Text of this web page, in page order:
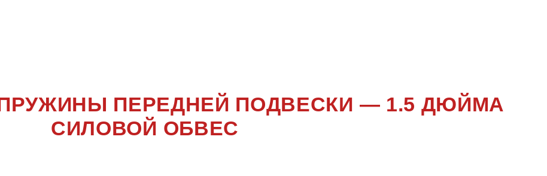
ARMADA
ПРУЖИНЫ ПЕРЕДНЕЙ ПОДВЕСКИ — 1.5 ДЮЙМА
СИЛОВОЙ ОБВЕС